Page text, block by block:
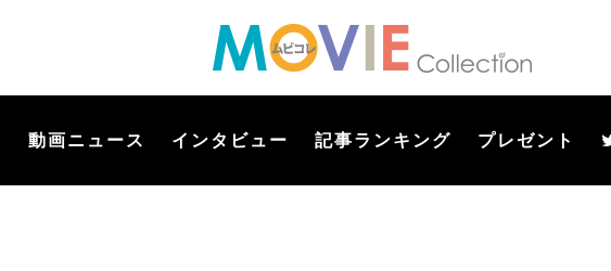
動画ニュース インタビュー 記事ランキング プレゼント